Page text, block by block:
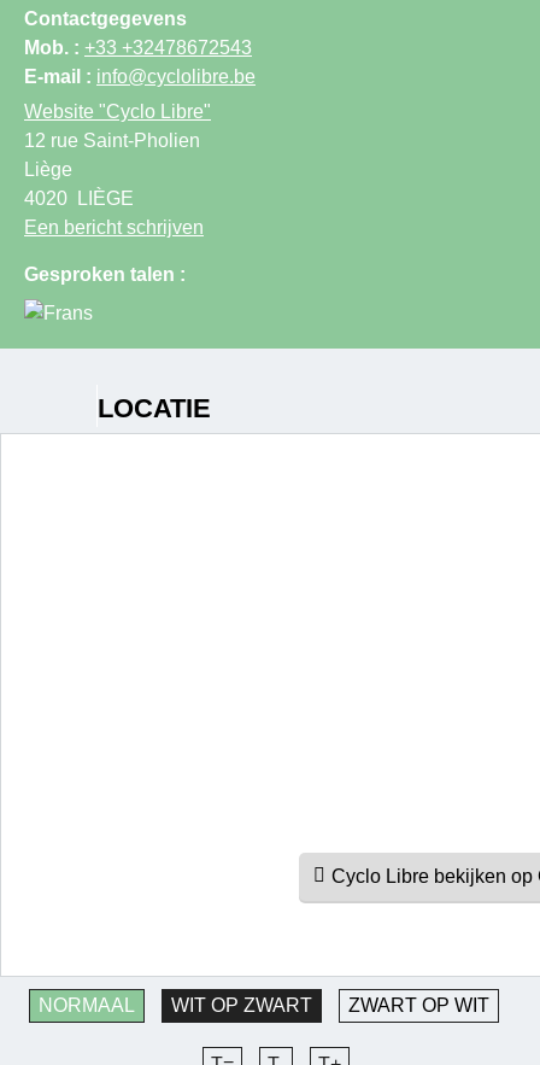
Contactgegevens
Mob. : +33 +32478672543
E-mail : info@cyclolibre.be
Website "Cyclo Libre"
12 rue Saint-Pholien
Liège
4020
LIÈGE
Een bericht schrijven
Gesproken talen :
LOCATIE
Cyclo Libre bekijken op
NORMAAL WIT OP ZWART ZWART OP WIT